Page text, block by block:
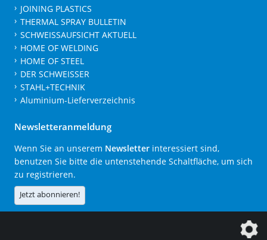
JOINING PLASTICS
THERMAL SPRAY BULLETIN
SCHWEISSAUFSICHT AKTUELL
HOME OF WELDING
HOME OF STEEL
DER SCHWEISSER
STAHL+TECHNIK
Aluminium-Lieferverzeichnis
Newsletteranmeldung
Wenn Sie an unserem Newsletter interessiert sind,
benutzen Sie bitte die untenstehende Schaltfläche, um sich
zu registrieren.
Jetzt abonnieren!